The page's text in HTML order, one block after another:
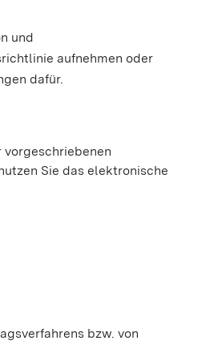
und
aufnehmen oder
dafür.
vorgeschriebenen
Sie das elektronische
bzw. von